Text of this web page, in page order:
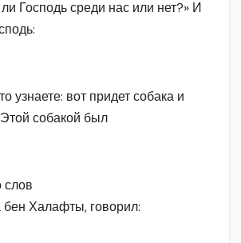
ли Господь среди нас или нет?» И
узнаете: вот придет собака и
Этой собакой был
слов
Халафты, говорил: